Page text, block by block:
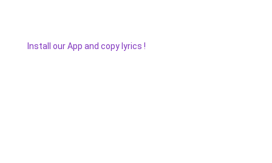
Install our App and copy lyrics !